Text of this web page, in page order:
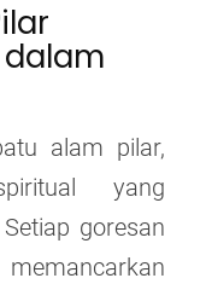
alam pilar,
yang
goresan